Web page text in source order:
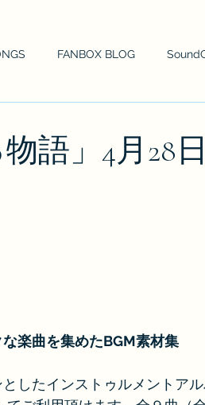
FANBOX BLOG
語」4月28
楽曲を集めたBGM素材集
したインストゥルメントア